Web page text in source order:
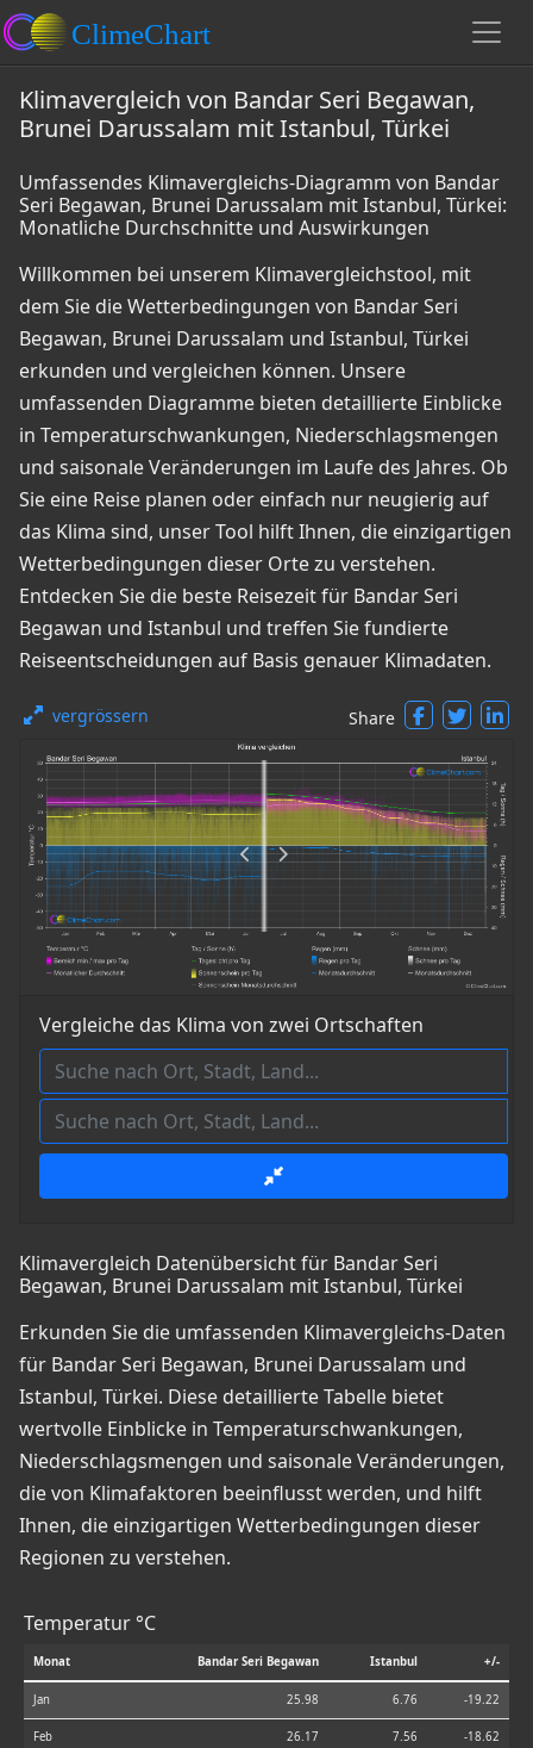
Klimavergleich von Bandar Seri Begawan,
Brunei Darussalam mit Istanbul, Türkei
Umfassendes Klimavergleichs-Diagramm von Bandar
Seri Begawan, Brunei Darussalam mit Istanbul, Türkei:
Monatliche Durchschnitte und Auswirkungen
Willkommen bei unserem Klimavergleichstool, mit
dem Sie die Wetterbedingungen von Bandar Seri
Begawan, Brunei Darussalam und Istanbul, Türkei
erkunden und vergleichen können. Unsere
umfassenden Diagramme bieten detaillierte Einblicke
in Temperaturschwankungen, Niederschlagsmengen
und saisonale Veränderungen im Laufe des Jahres. Ob
Sie eine Reise planen oder einfach nur neugierig auf
das Klima sind, unser Tool hilft Ihnen, die einzigartigen
Wetterbedingungen dieser Orte zu verstehen.
Entdecken Sie die beste Reisezeit für Bandar Seri
Begawan und Istanbul und treffen Sie fundierte
Reiseentscheidungen auf Basis genauer Klimadaten.
vergrössern Share
Vergleiche das Klima von zwei Ortschaften
Klimavergleich Datenübersicht für Bandar Seri
Begawan, Brunei Darussalam mit Istanbul, Türkei
Erkunden Sie die umfassenden Klimavergleichs-Daten
für Bandar Seri Begawan, Brunei Darussalam und
Istanbul, Türkei. Diese detaillierte Tabelle bietet
wertvolle Einblicke in Temperaturschwankungen,
Niederschlagsmengen und saisonale Veränderungen,
die von Klimafaktoren beeinflusst werden, und hilft
Ihnen, die einzigartigen Wetterbedingungen dieser
Regionen zu verstehen.
Temperatur °C
Monat Bandar Seri Begawan Istanbul +/-
Jan 25.98 6.76 -19.22
Feb 26.17 7.56 -18.62